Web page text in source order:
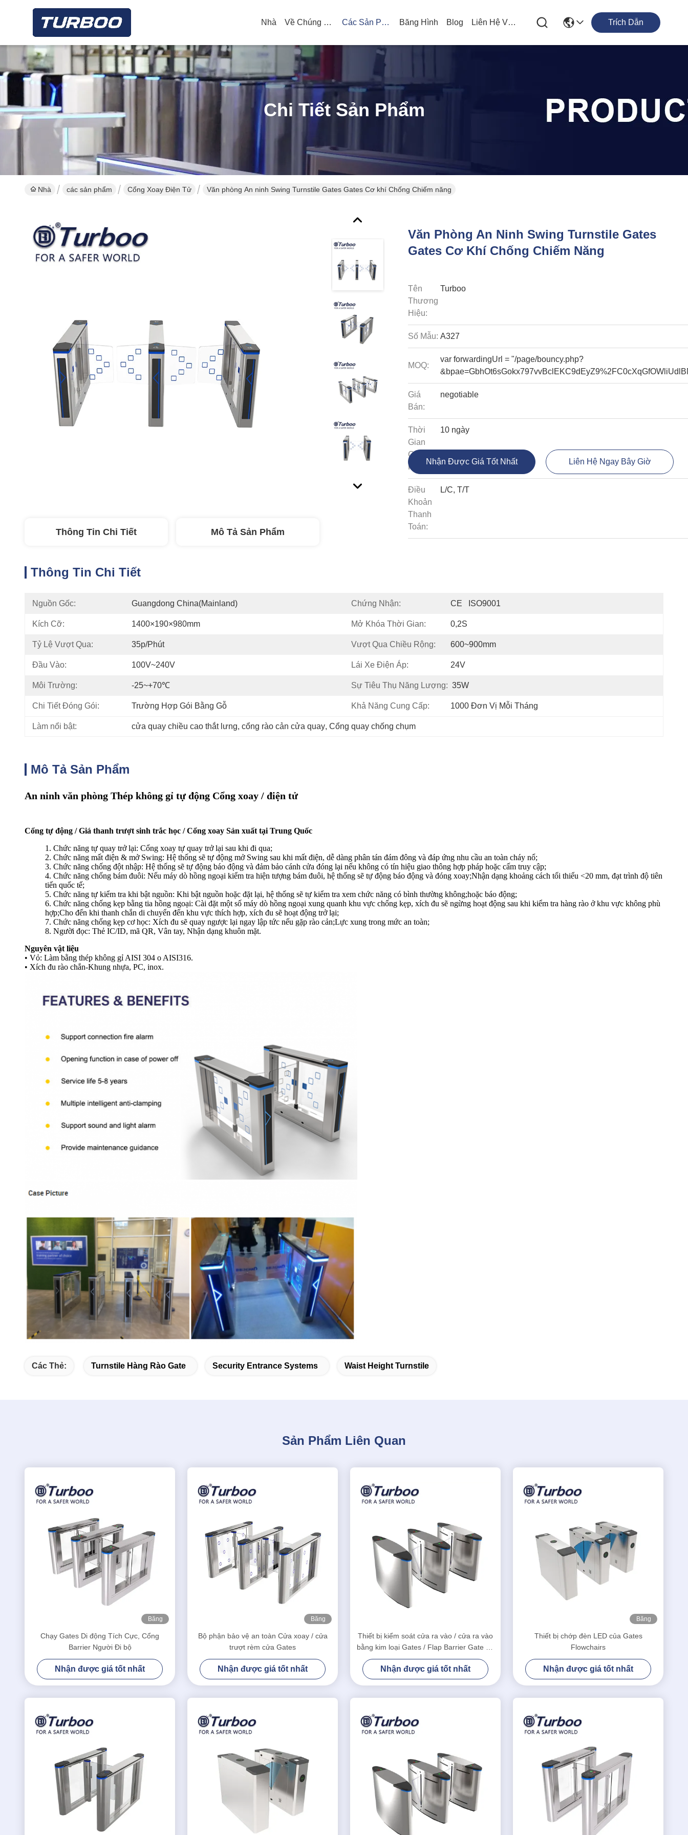
Nhà Về Chúng Tôi Các Sản Phẩm Băng Hình Blog Liên Hệ Với Chúng Tôi Trích Dẫn
Chi Tiết Sản Phẩm
Nhà các sản phẩm Cổng Xoay Điện Tử Văn phòng An ninh Swing Turnstile Gates Gates Cơ khí Chống Chiếm năng
Văn Phòng An Ninh Swing Turnstile Gates
Gates Cơ Khí Chống Chiếm Năng
Tên
Thương
Hiệu:
Turboo
Số Mẫu: A327
MOQ:
var forwardingUrl = "/page/bouncy.php?
Giá
Bán:
negotiable
Thời
Gian
Giao
Hàng:
10 ngày
Điều
Khoản
Thanh
Toán:
L/C, T/T
Nhận Được Giá Tốt Nhất Liên Hệ Ngay Bây Giờ
Thông Tin Chi Tiết Mô Tả Sản Phẩm
Thông Tin Chi Tiết
Nguồn Gốc: Guangdong China(Mainland) Chứng Nhận: CE   ISO9001
Kích Cỡ: 1400×190×980mm Mở Khóa Thời Gian: 0,2S
Tỷ Lệ Vượt Qua: 35p/phút Vượt Qua Chiều Rộng: 600~900mm
Đầu Vào: 100V~240V Lái Xe Điện Áp: 24V
Môi Trường: -25~+70℃ Sự Tiêu Thụ Năng Lượng: 35W
Chi Tiết Đóng Gói: Trường Hợp Gói Bằng Gỗ Khả Năng Cung Cấp: 1000 Đơn Vị Mỗi Tháng
Làm nổi bật: cửa quay chiều cao thắt lưng, cổng rào cản cửa quay, Cổng quay chống chụm
Mô Tả Sản Phẩm
An ninh văn phòng Thép không gỉ tự động Cổng xoay / điện tử
Cổng tự động / Giá thanh trượt sinh trắc học / Cổng xoay Sản xuất tại Trung Quốc
1. Chức năng tự quay trở lại: Cổng xoay tự quay trở lại sau khi đi qua;
2. Chức năng mất điện & mở Swing: Hệ thống sẽ tự động mở Swing sau khi mất điện, dễ dàng phân tán đám đông và đáp ứng nhu cầu an toàn cháy nổ;
3. Chức năng chống đột nhập: Hệ thống sẽ tự động báo động và đảm bảo cánh cửa đóng lại nếu không có tín hiệu giao thông hợp pháp hoặc cấm truy cập;
4. Chức năng chống bám đuôi: Nếu máy dò hồng ngoại kiểm tra hiện tượng bám đuôi, hệ thống sẽ tự động báo động và đóng xoay;Nhận dạng khoảng cách tối thiểu <20 mm, đạt trình độ tiên
tiến quốc tế;
5. Chức năng tự kiểm tra khi bật nguồn: Khi bật nguồn hoặc đặt lại, hệ thống sẽ tự kiểm tra xem chức năng có bình thường không;hoặc báo động;
6. Chức năng chống kẹp bằng tia hồng ngoại: Cài đặt một số máy dò hồng ngoại xung quanh khu vực chống kẹp, xích đu sẽ ngừng hoạt động sau khi kiểm tra hàng rào ở khu vực không phù
hợp;Cho đến khi thanh chắn di chuyển đến khu vực thích hợp, xích đu sẽ hoạt động trở lại;
7. Chức năng chống kẹp cơ học: Xích đu sẽ quay ngược lại ngay lập tức nếu gặp rào cản;Lực xung trong mức an toàn;
8. Người đọc: Thẻ IC/ID, mã QR, Vân tay, Nhận dạng khuôn mặt.
Nguyên vật liệu
• Vỏ: Làm bằng thép không gỉ AISI 304 o AISI316.
• Xích đu rào chắn-Khung nhựa, PC, inox.
Các Thẻ: Turnstile Hàng Rào Gate Security Entrance Systems Waist Height Turnstile
Sản Phẩm Liên Quan
Băng
Chạy Gates Di động Tích Cực, Cổng
Barrier Người Đi bộ
Nhận được giá tốt nhất
Băng
Bộ phận bảo vệ an toàn Cửa xoay / cửa
trượt rèm cửa Gates
Nhận được giá tốt nhất
Thiết bị kiểm soát cửa ra vào / cửa ra vào
bằng kim loại Gates / Flap Barrier Gate G-
TEK Cảm biến hồng ngoại
Nhận được giá tốt nhất
Băng
Thiết bị chớp đèn LED của Gates
Flowchairs
Nhận được giá tốt nhất